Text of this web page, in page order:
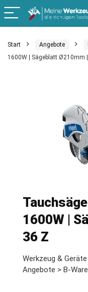
Start Angebote
1600W | Sägeblatt Ø210mm
1600W |
36 Z
Werkzeug &
Angebote > B-